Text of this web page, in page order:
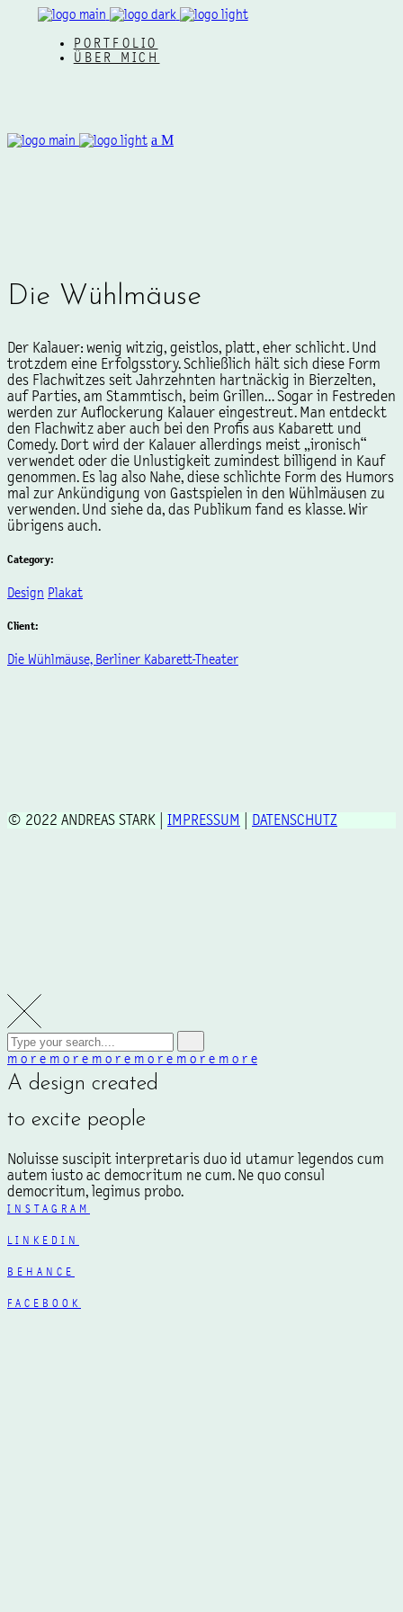
PORTFOLIO
ÜBER MICH
Die Wühlmäuse
Der Kalauer: wenig witzig, geistlos, platt, eher schlicht. Und
trotzdem eine Erfolgsstory. Schließlich hält sich diese Form
des Flachwitzes seit Jahrzehnten hartnäckig in Bierzelten,
auf Parties, am Stammtisch, beim Grillen… Sogar in Festreden
werden zur Auflockerung Kalauer eingestreut. Man entdeckt
den Flachwitz aber auch bei den Profis aus Kabarett und
Comedy. Dort wird der Kalauer allerdings meist „ironisch“
verwendet oder die Unlustigkeit zumindest billigend in Kauf
genommen. Es lag also Nahe, diese schlichte Form des Humors
mal zur Ankündigung von Gastspielen in den Wühlmäusen zu
verwenden. Und siehe da, das Publikum fand es klasse. Wir
übrigens auch.
Category:
Design Plakat
Client:
Die Wühlmäuse, Berliner Kabarett-Theater
© 2022 ANDREAS STARK | IMPRESSUM DATENSCHUTZ
m o r e m o r e m o r e m o r e m o r e m o r e
A design created
to excite people
Noluisse suscipit interpretaris duo id utamur legendos cum
autem iusto ac democritum ne cum. Ne quo consul
democritum, legimus probo.
INSTAGRAM
LINKEDIN
BEHANCE
FACEBOOK